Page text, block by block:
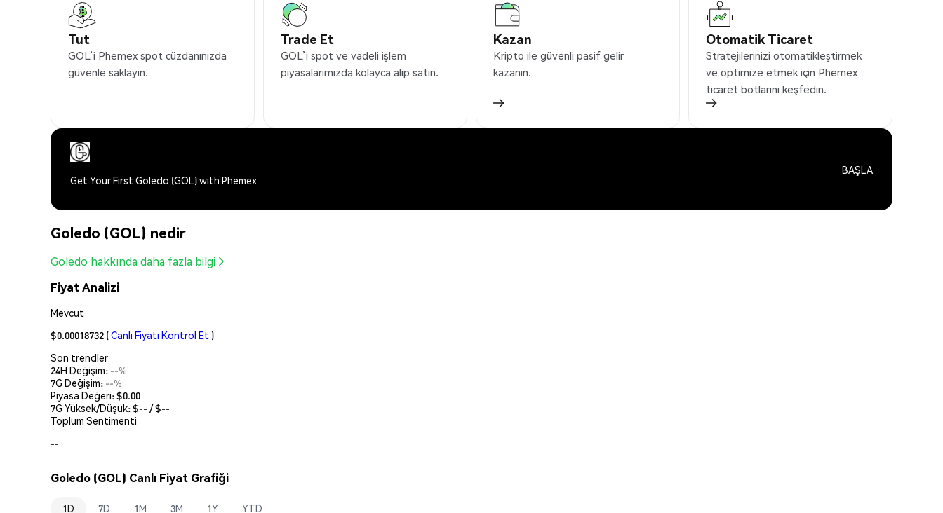
Tut
GOL’i Phemex spot cüzdanınızda
güvenle saklayın.
Trade Et
GOL’i spot ve vadeli işlem
piyasalarımızda kolayca alıp satın.
Kazan
Kripto ile güvenli pasif gelir
kazanın.
Otomatik Ticaret
Stratejilerinizi otomatikleştirmek
ve optimize etmek için Phemex
ticaret botlarını keşfedin.
Get Your First Goledo (GOL) with Phemex
BAŞLA
Goledo (GOL) nedir
Goledo hakkında daha fazla bilgi
Fiyat Analizi
Mevcut
$0.00018732 (Canlı Fiyatı Kontrol Et )
Son trendler
24H Değişim: --%
7G Değişim: --%
Piyasa Değeri:$0.00
7G Yüksek/Düşük: $-- / $--
Toplum Sentimenti
--
Goledo (GOL) Canlı Fiyat Grafiği
1D 7D 1M 3M 1Y YTD